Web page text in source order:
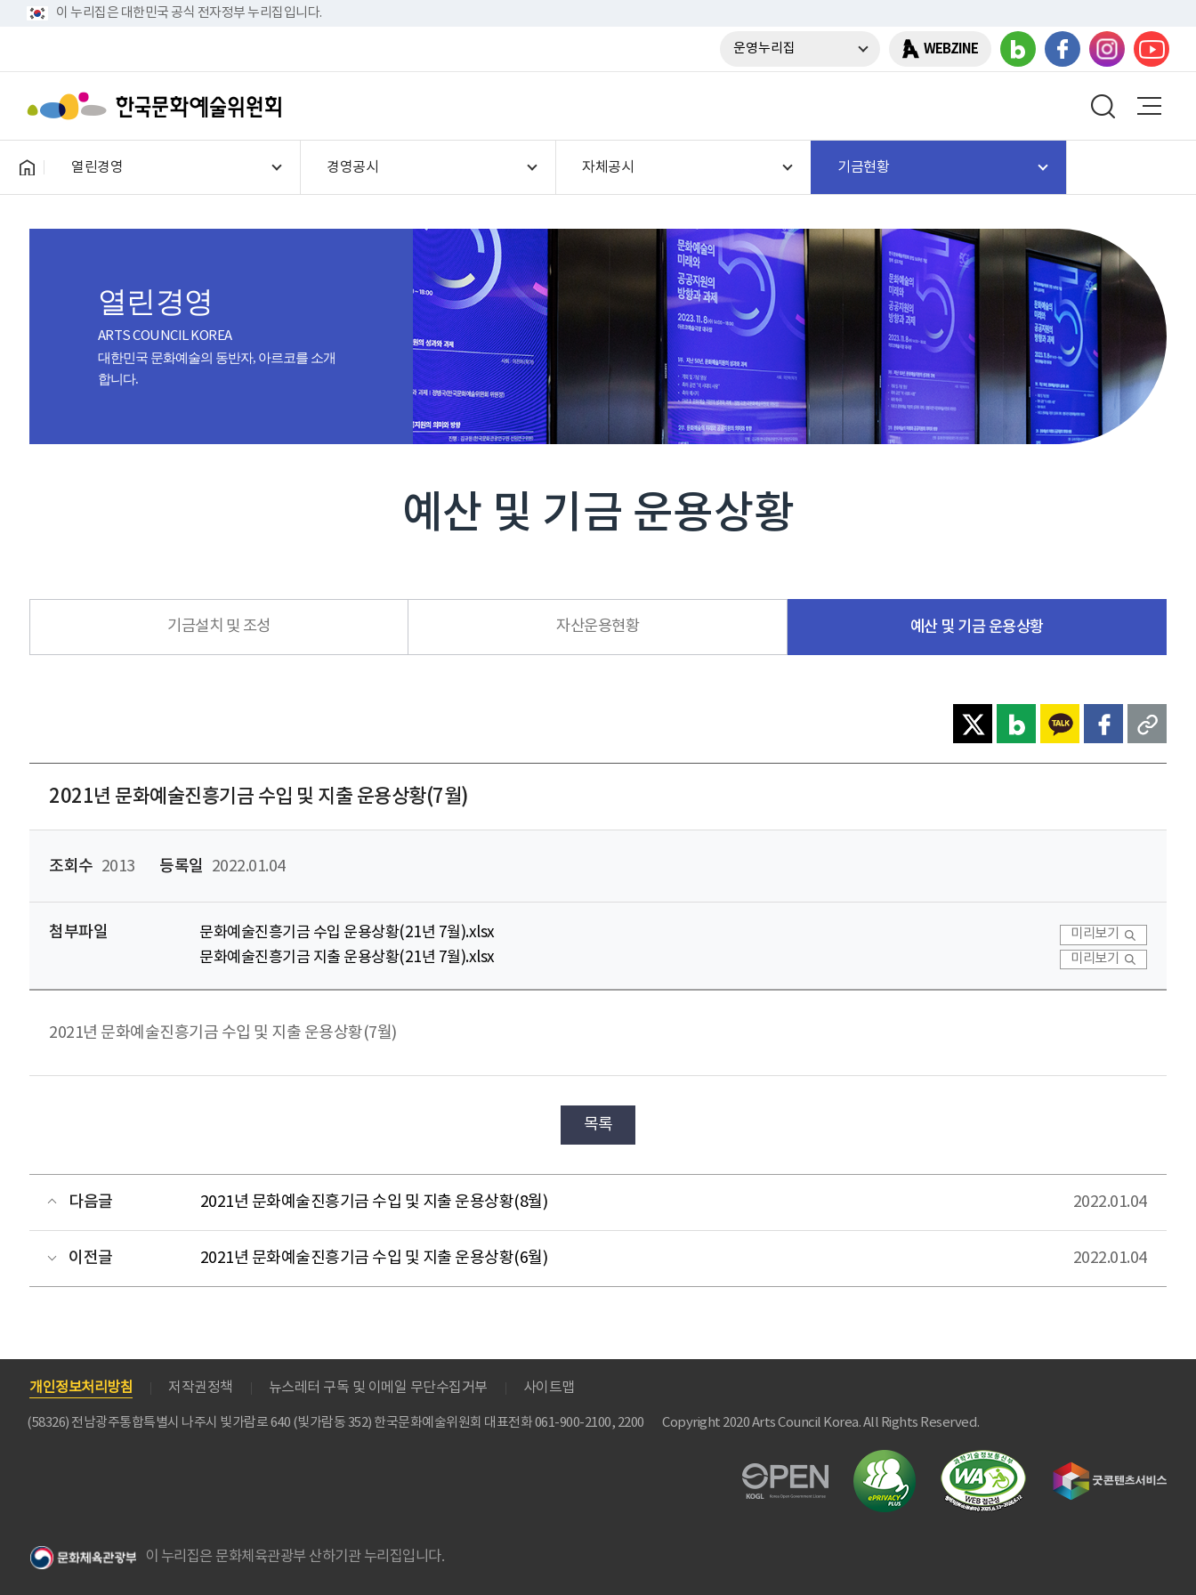
이 누리집은 대한민국 공식 전자정부 누리집입니다.
운영누리집 WEBZINE
열린경영 경영공시 자체공시 기금현황
열린경영
ARTS COUNCIL KOREA
대한민국 문화예술의 동반자, 아르코를 소개
합니다.
예산 및 기금 운용상황
기금설치 및 조성 자산운용현황 예산 및 기금 운용상황
2021년 문화예술진흥기금 수입 및 지출 운용상황(7월)
조회수 2013 등록일 2022.01.04
첨부파일 문화예술진흥기금 수입 운용상황(21년 7월).xlsx 미리보기
문화예술진흥기금 지출 운용상황(21년 7월).xlsx 미리보기
2021년 문화예술진흥기금 수입 및 지출 운용상황(7월)
목록
다음글 2021년 문화예술진흥기금 수입 및 지출 운용상황(8월) 2022.01.04
이전글 2021년 문화예술진흥기금 수입 및 지출 운용상황(6월) 2022.01.04
개인정보처리방침 저작권정책 뉴스레터 구독 및 이메일 무단수집거부 사이트맵
(58326) 전남광주통합특별시 나주시 빛가람로 640 (빛가람동 352) 한국문화예술위원회 대표전화 061-900-2100, 2200 Copyright 2020 Arts Council Korea. All Rights Reserved.
이 누리집은 문화체육관광부 산하기관 누리집입니다.